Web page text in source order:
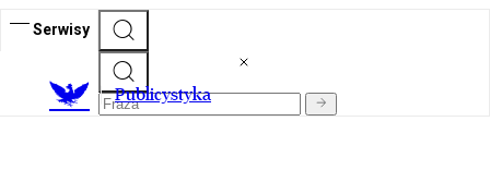
Serwisy
Publicystyka